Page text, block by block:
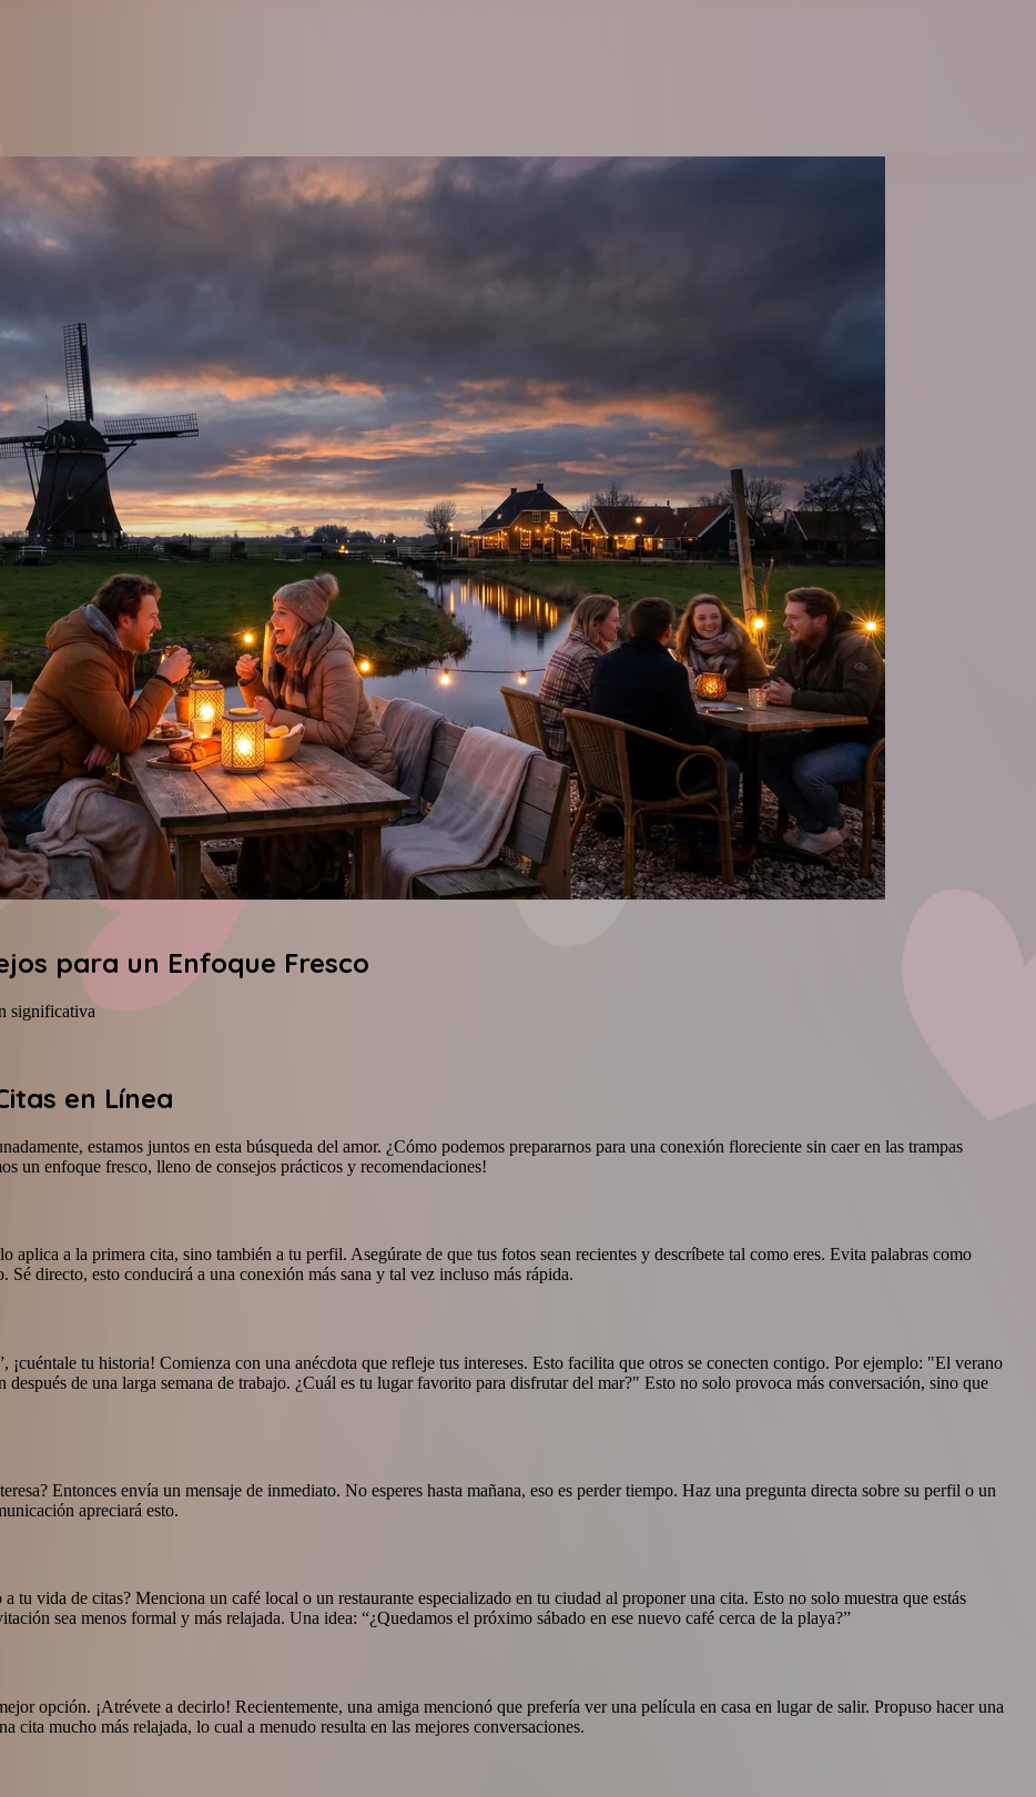
para un Enfoque Fresco
significativa
en Línea
estamos juntos en esta búsqueda del amor. ¿Cómo podemos prepararnos para una conexión floreciente sin caer en las trampas
un enfoque fresco, lleno de consejos prácticos y recomendaciones!
aplica a la primera cita, sino también a tu perfil. Asegúrate de que tus fotos sean recientes y descríbete tal como eres. Evita palabras como
directo, esto conducirá a una conexión más sana y tal vez incluso más rápida.
¡cuéntale tu historia! Comienza con una anécdota que refleje tus intereses. Esto facilita que otros se conecten contigo. Por ejemplo: "El verano
de una larga semana de trabajo. ¿Cuál es tu lugar favorito para disfrutar del mar?" Esto no solo provoca más conversación, sino que
Entonces envía un mensaje de inmediato. No esperes hasta mañana, eso es perder tiempo. Haz una pregunta directa sobre su perfil o un
apreciará esto.
tu vida de citas? Menciona un café local o un restaurante especializado en tu ciudad al proponer una cita. Esto no solo muestra que estás
sea menos formal y más relajada. Una idea: “¿Quedamos el próximo sábado en ese nuevo café cerca de la playa?”
opción. ¡Atrévete a decirlo! Recientemente, una amiga mencionó que prefería ver una película en casa en lugar de salir. Propuso hacer una
cita mucho más relajada, lo cual a menudo resulta en las mejores conversaciones.